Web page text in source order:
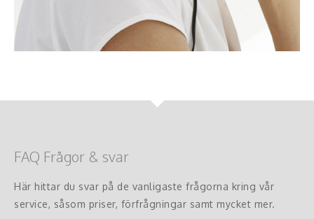
FAQ Frågor & svar
Här hittar du svar på de vanligaste frågorna kring vår
service, såsom priser, förfrågningar samt mycket mer.